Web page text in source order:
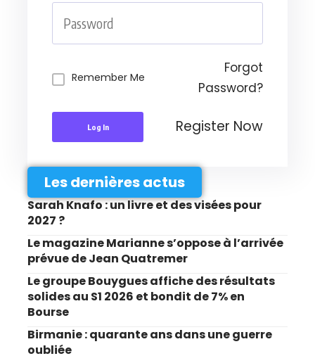
Remember Me
Forgot
Password?
Log In Register Now
Les dernières actus
Sarah Knafo : un livre et des visées pour
2027 ?
Le magazine Marianne s’oppose à l’arrivée
prévue de Jean Quatremer
Le groupe Bouygues affiche des résultats
solides au S1 2026 et bondit de 7% en
Bourse
Birmanie : quarante ans dans une guerre
oubliée